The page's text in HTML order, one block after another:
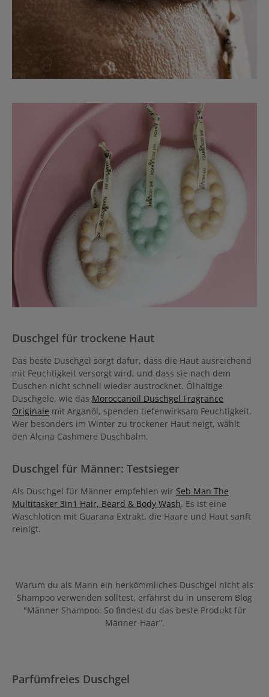
Duschgel für trockene Haut
Das beste Duschgel sorgt dafür, dass die Haut ausreichend
mit Feuchtigkeit versorgt wird, und dass sie nach dem
Duschen nicht schnell wieder austrocknet. Ölhaltige
Duschgele, wie das Moroccanoil Duschgel Fragrance
Originale mit Arganöl, spenden tiefenwirksam Feuchtigkeit.
Wer besonders im Winter zu trockener Haut neigt, wählt
den Alcina Cashmere Duschbalm.
Duschgel für Männer: Testsieger
Als Duschgel für Männer empfehlen wir Seb Man The
Multitasker 3in1 Hair, Beard & Body Wash. Es ist eine
Waschlotion mit Guarana Extrakt, die Haare und Haut sanft
reinigt.
Warum du als Mann ein herkömmliches Duschgel nicht als
Shampoo verwenden solltest, erfährst du in unserem Blog
"Männer Shampoo: So findest du das beste Produkt für
Männer-Haar”.
Parfümfreies Duschgel